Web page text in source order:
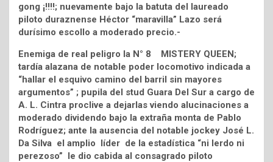
gong ¡!!!!; nuevamente bajo la batuta del laureado
piloto duraznense Héctor “maravilla” Lazo será
durísimo escollo a moderado precio.-
Enemiga de real peligro la N° 8 MISTERY QUEEN;
tardía alazana de notable poder locomotivo indicada a
“hallar el esquivo camino del barril sin mayores
argumentos” ; pupila del stud Guara Del Sur a cargo de
A. L. Cintra proclive a dejarlas viendo alucinaciones a
moderado dividendo bajo la extraña monta de Pablo
Rodríguez; ante la ausencia del notable jockey José L.
Da Silva el amplio líder de la estadística “ni lerdo ni
perezoso” le dio cabida al consagrado piloto